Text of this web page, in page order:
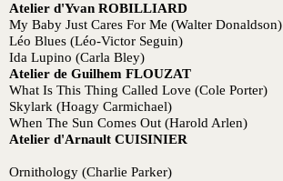
Atelier d'Yvan ROBILLIARD
My Baby Just Cares For Me (Walter Donaldson)
Léo Blues (Léo-Victor Seguin)
Ida Lupino (Carla Bley)
Atelier de Guilhem FLOUZAT
What Is This Thing Called Love (Cole Porter)
Skylark (Hoagy Carmichael)
When The Sun Comes Out (Harold Arlen)
Atelier d'Arnault CUISINIER
Ornithology (Charlie Parker)